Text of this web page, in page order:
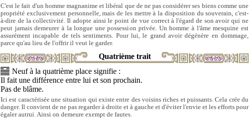
C'est le fait d'un homme magnanime et libéral que de ne pas considérer ses biens comme une
propriété exclusivement personnelle, mais de les mettre à la disposition du souverain, c'est-
à-dire de la collectivité. Il adopte ainsi le point de vue correct à l'égard de son avoir qui ne
peut jamais demeurer à la longue une possession privée. Un homme à l'âme mesquine est
assurément incapable de tels sentiments. Pour lui, le grand avoir dégénère en dommage,
parce qu'au lieu de l'offrir il veut le garder.
Quatrième trait
Neuf à la quatrième place signifie :
Il fait une différence entre lui et son prochain.
Pas de blâme.
Ici est caractérisée une situation qui existe entre des voisins riches et puissants. Cela crée du
danger. Il convient de ne pas regarder à droite et à gauche et d'éviter l'envie et les efforts pour
égaler autrui. Ainsi on demeure exempt de fautes.